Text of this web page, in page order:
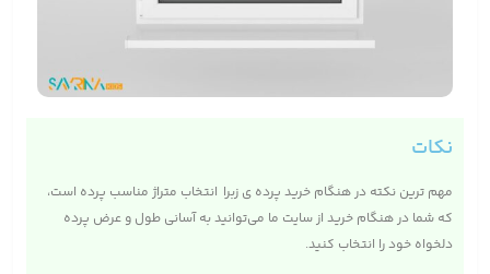
نکات
مهم ترین نکته در هنگام خرید پرده ی زبرا انتخاب متراژ مناسب پرده است،
که شما در هنگام خرید از سایت ما می‌توانید به آسانی طول و عرض پرده
دلخواه خود را انتخاب کنید.